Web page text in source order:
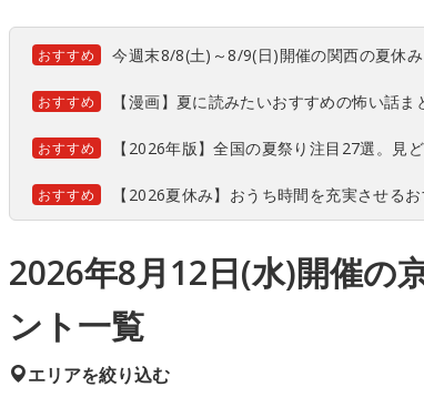
おすすめ 今週末8/8(土)～8/9(日)開催の関西の夏休
おすすめ 【漫画】夏に読みたいおすすめの怖い話ま
おすすめ 【2026年版】全国の夏祭り注目27選。見
おすすめ 【2026夏休み】おうち時間を充実させる
2026年8月12日(水)開催の
ント一覧
エリアを絞り込む